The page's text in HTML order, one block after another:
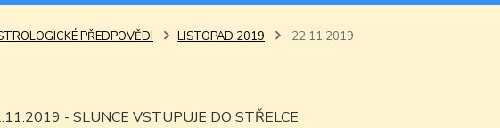
PŘEDPOVĚDI LISTOPAD 2019 22.11.2019
- SLUNCE VSTUPUJE DO STŘELCE